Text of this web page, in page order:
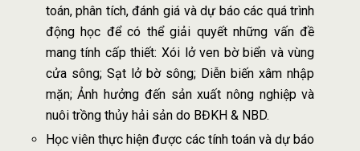
toán, phân tích, đánh giá và dự báo các quá trình
động học để có thể giải quyết những vấn đề
mang tính cấp thiết: Xói lở ven bờ biển và vùng
cửa sông; Sạt lở bờ sông; Diễn biến xâm nhập
mặn; Ảnh hưởng đến sản xuất nông nghiệp và
nuôi trồng thủy hải sản do BĐKH & NBD.
Học viên thực hiện được các tính toán và dự báo